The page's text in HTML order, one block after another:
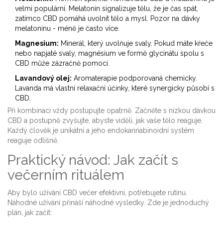
velmi populární. Melatonin signalizuje tělu, že je čas spát,
zatímco CBD pomáhá uvolnit tělo a mysl. Pozor na dávky
melatoninu - méně je často více.
Magnesium: Minerál, který uvolňuje svaly. Pokud máte křeče
nebo napjaté svaly, magnésium ve formě glycinátu spolu s
CBD může zázračně pomoci.
Lavandový olej: Aromaterapie podporovaná chemicky.
Lavanda má vlastní relaxační účinky, které synergicky působí s
CBD.
Při kombinaci vždy postupujte opatrně. Začněte s nízkou dávkou
CBD a postupně zvyšujte, abyste viděli, jak vaše tělo reaguje.
Každý člověk je unikátní a jeho endokannabinoidní systém
reaguje odlišně.
Praktický návod: Jak začít s
večerním rituálem
Aby bylo užívání CBD večer efektivní, potřebujete rutinu.
Náhodné užívání přináší náhodné výsledky. Zde je jednoduchý
plán, jak začít: